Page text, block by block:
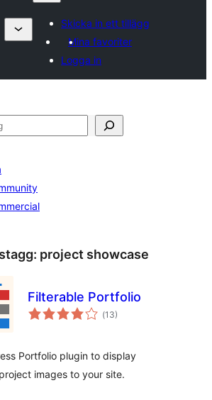
Skicka in ett tillägg
Mina favoriter
Logga in
project showcase
Filterable Portfolio
(Totalt
antal
13)
Portfolio plugin to display
images to your site.